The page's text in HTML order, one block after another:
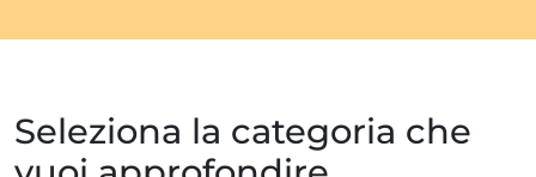
Seleziona la categoria che